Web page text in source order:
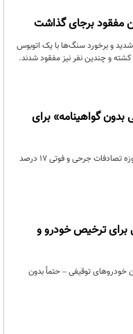
و برخورد سنگ‌ها با یک اتوبوس
گواهینامه» برای
رئیس پلیس راهور فراجا:در ایام اربعین امسال در حوزه تصادفات جرحی و فوتی ۱۷ درصد
برای ترخیص خودرو و
خودروهای توقیفی – حتماً بدون